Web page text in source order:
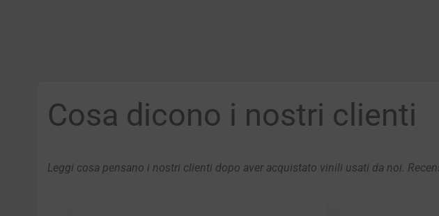
Cosa dicono i nostri clienti
Leggi cosa pensano i nostri clienti dopo aver acquistato vinili usati da noi.